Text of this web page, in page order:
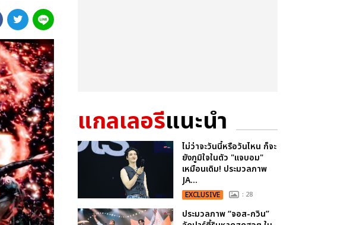
แกลเลอรีแนะนำ
ไม่ว่าจะวันนี้หรือวันไหน ก็จะ
ยังภูมิใจในตัว "แจบอม"
เหมือนเดิม! ประมวลภาพ
JA...
EXCLUSIVE : 28
ประมวลภาพ “จอส-กวิน”